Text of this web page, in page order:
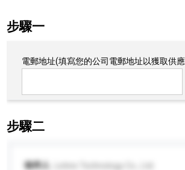
步驟一
電郵地址(填寫您的公司電郵地址以獲取供
步驟二
收件人